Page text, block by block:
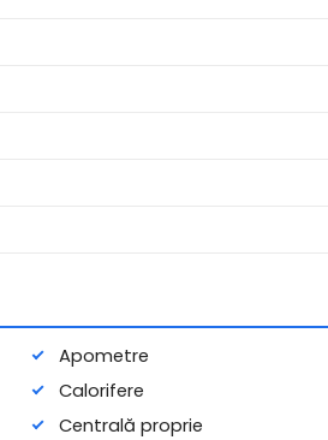
Apometre
Calorifere
Centrală proprie